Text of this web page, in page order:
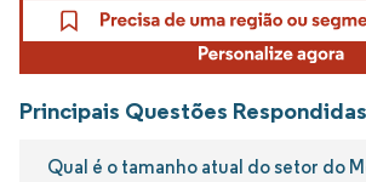
Principais Questões
Qual é o tamanho atual do setor do